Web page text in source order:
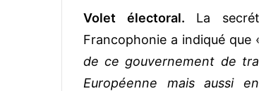
Volet électoral. La
Francophonie a indiqué que
de ce gouvernement de
Européenne mais aussi